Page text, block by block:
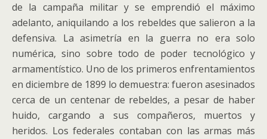
de la campaña militar y se emprendió el máximo
adelanto, aniquilando a los rebeldes que salieron a la
defensiva. La asimetría en la guerra no era solo
numérica, sino sobre todo de poder tecnológico y
armamentístico. Uno de los primeros enfrentamientos
en diciembre de 1899 lo demuestra: fueron asesinados
cerca de un centenar de rebeldes, a pesar de haber
huido, cargando a sus compañeros, muertos y
heridos. Los federales contaban con las armas más